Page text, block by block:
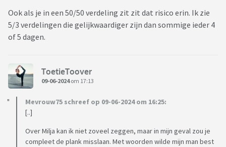
Ook als je in een 50/50 verdeling zit zit dat risico erin. Ik zie
5/3 verdelingen die gelijkwaardiger zijn dan sommige ieder 4
of 5 dagen.
ToetieToover
09-06-2024om 17:13
Mevrouw75 schreef op 09-06-2024 om 16:25:
[..]
Over Milja kan ik niet zoveel zeggen, maar in mijn geval zou je
compleet de plank misslaan. Met woorden wilde mijn man best